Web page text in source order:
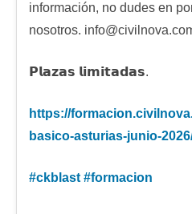
información, no dudes en
nosotros.
𝗣𝗹𝗮𝘇𝗮𝘀 𝗹𝗶𝗺𝗶𝘁𝗮𝗱𝗮𝘀.
https://
basico-asturias-junio-
#ckblast #formacion